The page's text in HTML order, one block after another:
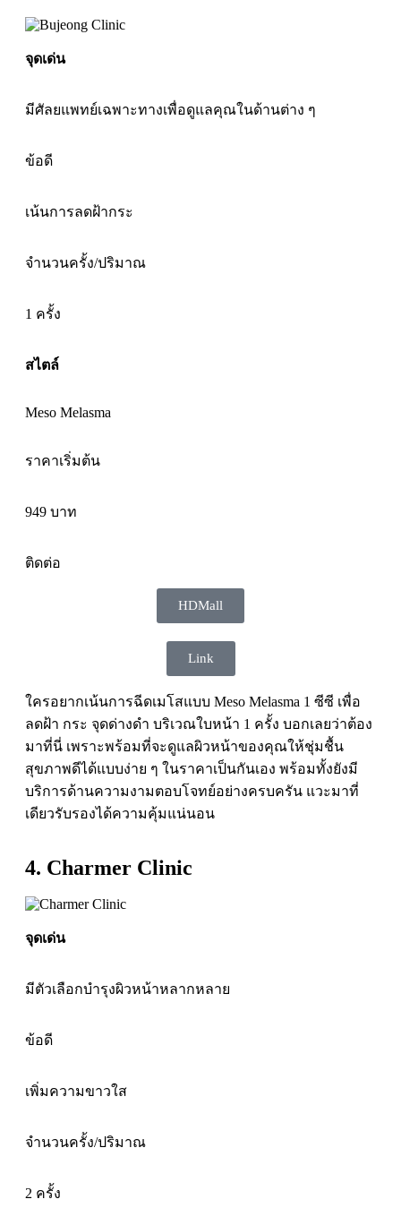
จุดเด่น
มีศัลยแพทย์เฉพาะทางเพื่อดูแลคุณในด้านต่าง ๆ
ข้อดี
เน้นการลดฝ้ากระ
จำนวนครั้ง/ปริมาณ
1 ครั้ง
สไตล์
Meso Melasma
ราคาเริ่มต้น
949 บาท
ติดต่อ
HDMall
Link
ใครอยากเน้นการฉีดเมโสแบบ Meso Melasma 1 ซีซี เพื่อ
ลดฝ้า กระ จุดด่างดำ บริเวณใบหน้า 1 ครั้ง บอกเลยว่าต้อง
มาที่นี่ เพราะพร้อมที่จะดูแลผิวหน้าของคุณให้ชุ่มชื้น
สุขภาพดีได้แบบง่าย ๆ ในราคาเป็นกันเอง พร้อมทั้งยังมี
บริการด้านความงามตอบโจทย์อย่างครบครัน แวะมาที่
เดียวรับรองได้ความคุ้มแน่นอน
4. Charmer Clinic
จุดเด่น
มีตัวเลือกบำรุงผิวหน้าหลากหลาย
ข้อดี
เพิ่มความขาวใส
จำนวนครั้ง/ปริมาณ
2 ครั้ง